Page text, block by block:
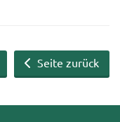
Seite zurück